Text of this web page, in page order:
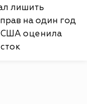
лишить
на один год
США оценила